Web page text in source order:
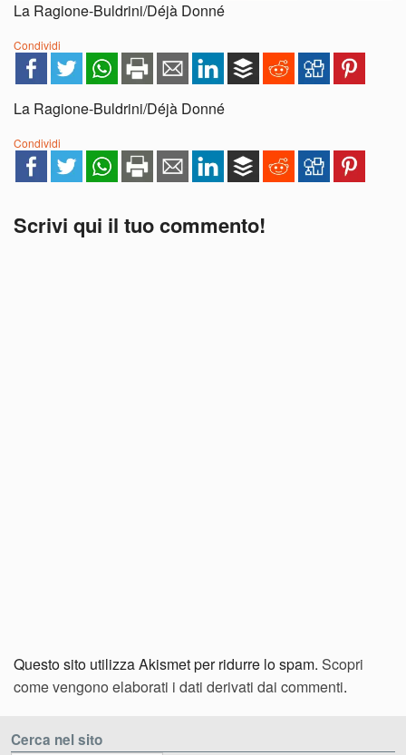
La Ragione-Buldrini/Déjà Donné
Condividi
La Ragione-Buldrini/Déjà Donné
Condividi
Scrivi qui il tuo commento!
Questo sito utilizza Akismet per ridurre lo spam. Scopri
come vengono elaborati i dati derivati dai commenti.
Cerca nel sito